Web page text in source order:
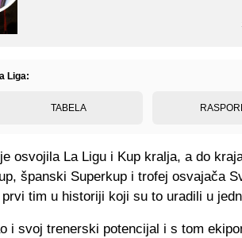
Liga:
TABELA
osvojila La Ligu i Kup kralja, a do
španski Superkup i trofej osvajača
tim u historiji koji su to uradili u
i svoj trenerski potencijal i s tom